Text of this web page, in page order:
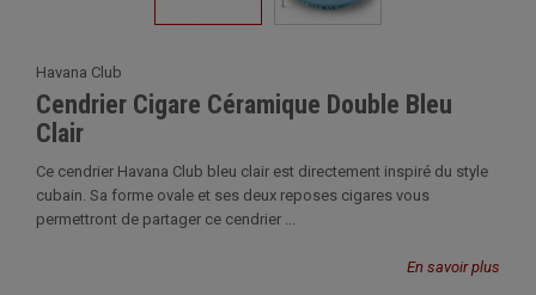
Havana Club
Cendrier Cigare Céramique Double Bleu
Clair
Ce cendrier Havana Club bleu clair est directement inspiré du style
cubain. Sa forme ovale et ses deux reposes cigares vous
permettront de partager ce cendrier ...
En savoir plus